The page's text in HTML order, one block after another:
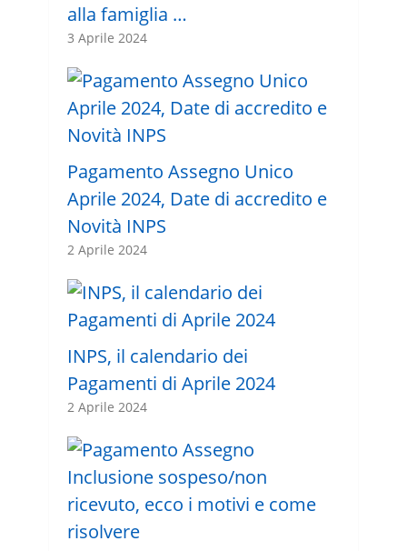
alla famiglia …
3 Aprile 2024
Pagamento Assegno Unico
Aprile 2024, Date di accredito e
Novità INPS
2 Aprile 2024
INPS, il calendario dei
Pagamenti di Aprile 2024
2 Aprile 2024